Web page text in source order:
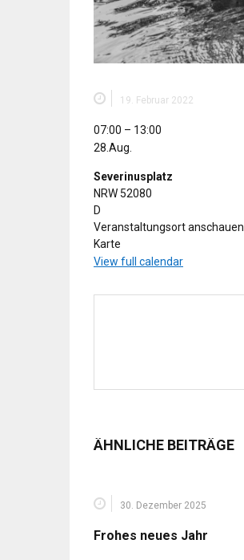
19. Februar 2022
Wochenmarkt
07:00 – 13:00
28.Aug.
Severinusplatz
NRW 52080
D
Veranstaltungsort anschauen
Karte
View full calendar
ÄHNLICHE BEITRÄGE
30. Dezember 2025
Frohes neues Jahr